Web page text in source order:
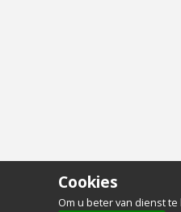
Cookies
Om u beter van dienst